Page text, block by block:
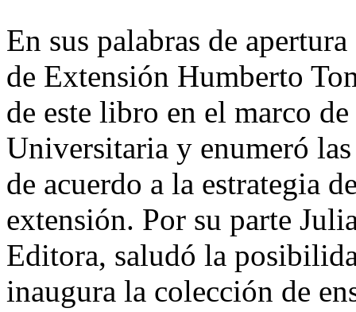
En sus palabras de
de Extensión Humberto
de este libro en el marco
Universitaria y enumeró
de acuerdo a la estrategia
extensión. Por su parte
Editora, saludó la
inaugura la colección de